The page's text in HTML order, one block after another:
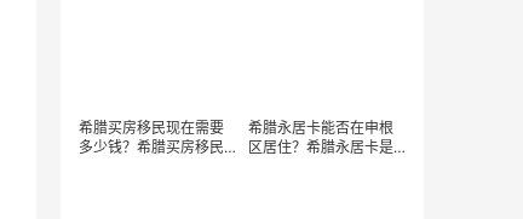
希腊买房移民现在需要
多少钱？希腊买房移民
希腊永居卡能否在申根
区居住？希腊永居卡是